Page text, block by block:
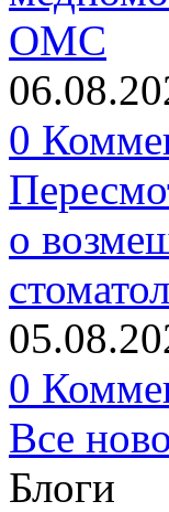
ОМС
0
о
0
Все
Блоги